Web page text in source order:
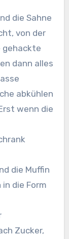
die Sahne
von der
gehackte
dann alles
abkühlen
wenn die
die Muffin
die Form
Zucker,